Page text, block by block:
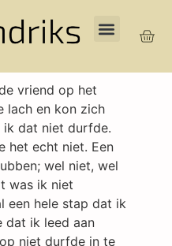
vriend op het
lach en kon zich
ik dat niet durfde.
het echt niet. Een
wel niet, wel
was ik niet
een hele stap dat ik
dat ik leed aan
niet durfde in te